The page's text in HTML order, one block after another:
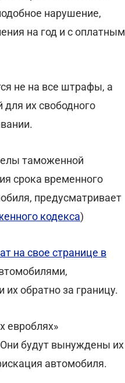
нарушение,
на год и с оплатным
не на все штрафы, а
их свободного
таможенной
срока временного
предусматривает
кодекса)
на свое странице в
обратно за границу.
евроблях»
будут вынуждены их
автомобиля.